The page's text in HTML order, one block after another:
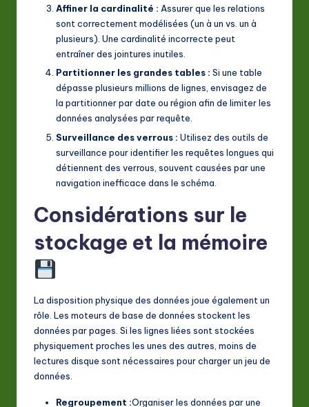
Affiner la cardinalité : Assurer que les relations
sont correctement modélisées (un à un vs. un à
plusieurs). Une cardinalité incorrecte peut
entraîner des jointures inutiles.
Partitionner les grandes tables : Si une table
dépasse plusieurs millions de lignes, envisagez de
la partitionner par date ou région afin de limiter les
données analysées par requête.
Surveillance des verrous : Utilisez des outils de
surveillance pour identifier les requêtes longues qui
détiennent des verrous, souvent causées par une
navigation inefficace dans le schéma.
Considérations sur le
stockage et la mémoire
La disposition physique des données joue également un
rôle. Les moteurs de base de données stockent les
données par pages. Si les lignes liées sont stockées
physiquement proches les unes des autres, moins de
lectures disque sont nécessaires pour charger un jeu de
données.
Regroupement :Organiser les données par une